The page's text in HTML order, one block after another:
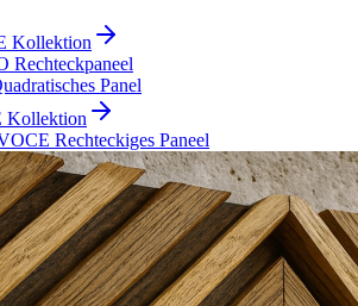
Kollektion
Rechteckpaneel
Panel
Rechteckiges Paneel